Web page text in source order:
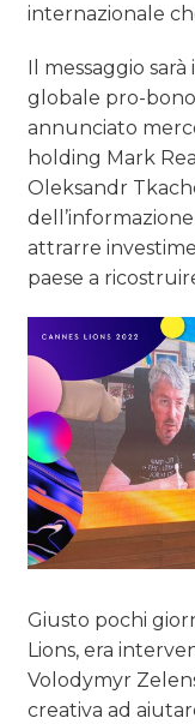
TREND
CASE HISTORY
OPINIONI
internazionale
Il messaggio
globale pro-
annunciato
holding Mark
Oleksandr
dell’informazione
attrarre
paese a
Giusto pochi
Lions, era
Volodymyr
creativa ad